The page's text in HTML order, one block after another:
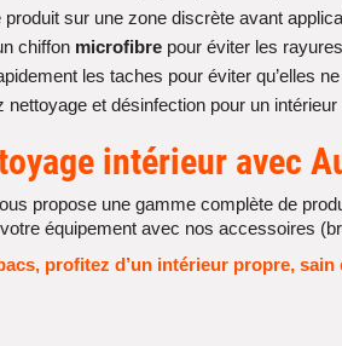
produit sur une zone discrète avant
chiffon microfibre pour éviter les rayures
les taches pour éviter qu’elles
nettoyage et désinfection pour un intérieur
intérieur avec
propose une gamme complète de
équipement avec nos accessoires
profitez d’un intérieur propre,